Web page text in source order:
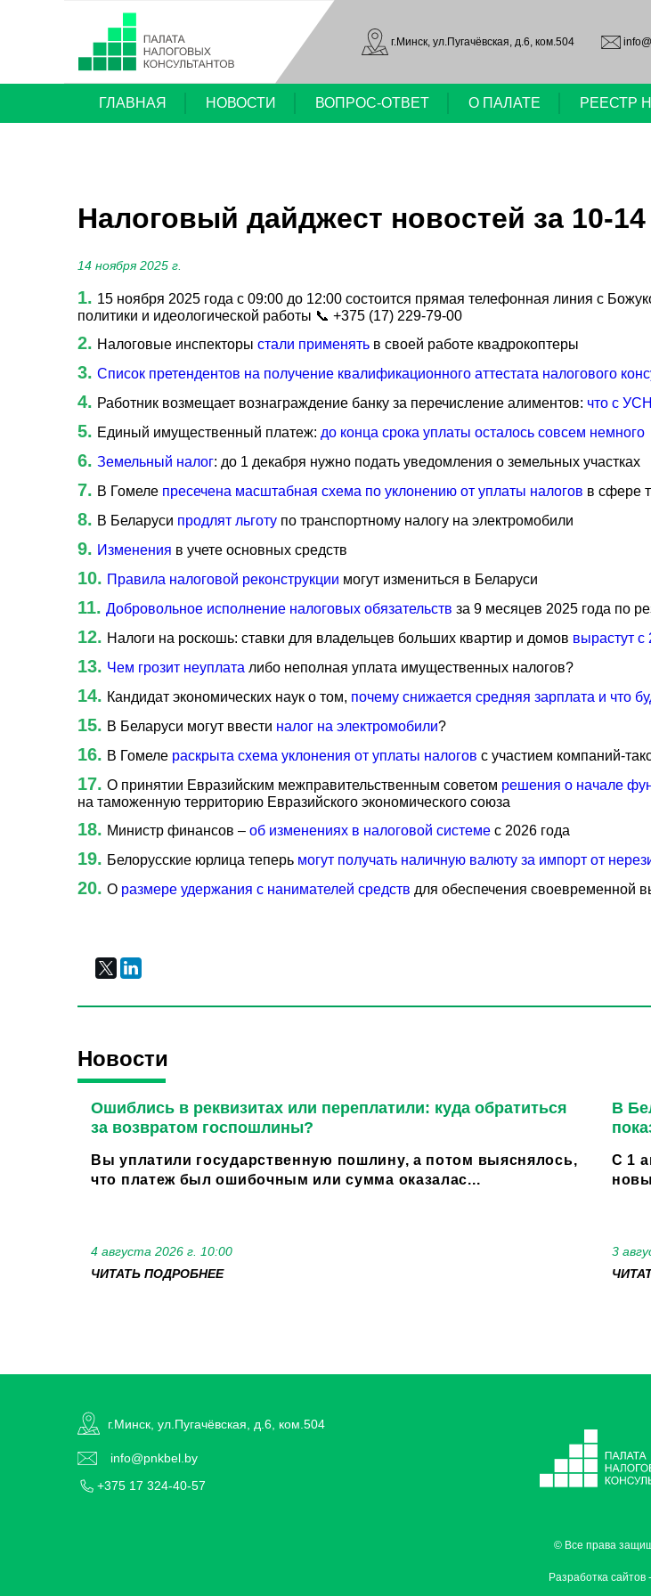
г.Минск, ул.Пугачёвская, д.6, ком.504
ГЛАВНАЯ НОВОСТИ ВОПРОС-ОТВЕТ О ПАЛАТЕ РЕЕСТР
Налоговый дайджест новостей за 10-
14 ноября 2025 г.
15 ноября 2025 года с 09:00 до 12:00 состоится прямая телефонная линия с
политики и идеологической работы 📞 +375 (17) 229-79-00
Налоговые инспекторы стали применять в своей работе квадрокоптеры
Список претендентов на получение квалификационного аттестата налогового
Работник возмещает вознаграждение банку за перечисление алиментов: что с УСН
Единый имущественный платеж: до конца срока уплаты осталось совсем немного
Земельный налог: до 1 декабря нужно подать уведомления о земельных участках
В Гомеле пресечена масштабная схема по уклонению от уплаты налогов в сфере
В Беларуси продлят льготу по транспортному налогу на электромобили
Изменения в учете основных средств
Правила налоговой реконструкции могут измениться в Беларуси
Добровольное исполнение налоговых обязательств за 9 месяцев 2025 года по
Налоги на роскошь: ставки для владельцев больших квартир и домов вырастут с
Чем грозит неуплата либо неполная уплата имущественных налогов?
Кандидат экономических наук о том, почему снижается средняя зарплата и что
В Беларуси могут ввести налог на электромобили?
В Гомеле раскрыта схема уклонения от уплаты налогов с участием компаний-
О принятии Евразийским межправительственным советом решения о начале
на таможенную территорию Евразийского экономического союза
Министр финансов – об изменениях в налоговой системе с 2026 года
Белорусские юрлица теперь могут получать наличную валюту за импорт от
О размере удержания с нанимателей средств для обеспечения своевременной
Новости
Ошиблись в реквизитах или переплатили: куда обратиться
за возвратом госпошлины?
Вы уплатили государственную пошлину, а потом выяснялось,
что платеж был ошибочным или сумма оказалас...
4 августа 2026 г. 10:00
ЧИТАТЬ ПОДРОБНЕЕ
В
С 1
3
г.Минск, ул.Пугачёвская, д.6, ком.504
info@pnkbel.by
+375 17 324-40-57
© Все права
Разработка сайтов -